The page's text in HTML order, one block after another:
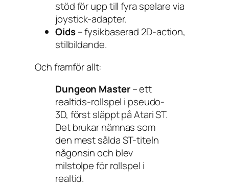
stöd för upp till fyra spelare via
joystick-adapter.
Oids– fysikbaserad 2D-action,
stilbildande.
Och framför allt:
Dungeon Master– ett
realtids-rollspel i pseudo-
3D, först släppt på Atari ST.
Det brukar nämnas som
den mest sålda ST-titeln
någonsin och blev
milstolpe för rollspel i
realtid.